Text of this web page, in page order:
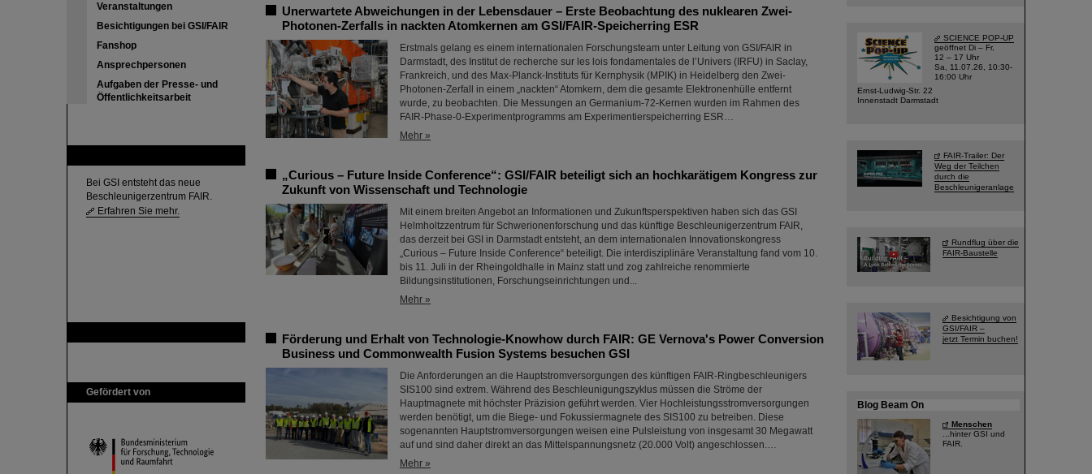
Veranstaltungen
Besichtigungen bei GSI/FAIR
Fanshop
Ansprechpersonen
Aufgaben der Presse- und
Öffentlichkeitsarbeit
Bei GSI entsteht das neue
Beschleunigerzentrum FAIR.
Erfahren Sie mehr.
Gefördert von
Unerwartete Abweichungen in der Lebensdauer – Erste Beobachtung des nuklearen Zwei-
Photonen-Zerfalls in nackten Atomkernen am GSI/FAIR-Speicherring ESR
Erstmals gelang es einem internationalen Forschungsteam unter Leitung von GSI/FAIR in
Darmstadt, des Institut de recherche sur les lois fondamentales de l’Univers (IRFU) in Saclay,
Frankreich, und des Max-Planck-Instituts für Kernphysik (MPIK) in Heidelberg den Zwei-
Photonen-Zerfall in einem „nackten“ Atomkern, dem die gesamte Elektronenhülle entfernt
wurde, zu beobachten. Die Messungen an Germanium-72-Kernen wurden im Rahmen des
FAIR-Phase-0-Experimentprogramms am Experimentierspeicherring ESR…
Mehr »
„Curious – Future Inside Conference“: GSI/FAIR beteiligt sich an hochkarätigem Kongress zur
Zukunft von Wissenschaft und Technologie
Mit einem breiten Angebot an Informationen und Zukunftsperspektiven haben sich das GSI
Helmholtzzentrum für Schwerionenforschung und das künftige Beschleunigerzentrum FAIR,
das derzeit bei GSI in Darmstadt entsteht, an dem internationalen Innovationskongress
„Curious – Future Inside Conference“ beteiligt. Die interdisziplinäre Veranstaltung fand vom 10.
bis 11. Juli in der Rheingoldhalle in Mainz statt und zog zahlreiche renommierte
Bildungsinstitutionen, Forschungseinrichtungen und...
Mehr »
Förderung und Erhalt von Technologie-Knowhow durch FAIR: GE Vernova's Power Conversion
Business und Commonwealth Fusion Systems besuchen GSI
Die Anforderungen an die Hauptstromversorgungen des künftigen FAIR-Ringbeschleunigers
SIS100 sind extrem. Während des Beschleunigungszyklus müssen die Ströme der
Hauptmagnete mit höchster Präzision geführt werden. Vier Hochleistungsstromversorgungen
werden benötigt, um die Biege- und Fokussiermagnete des SIS100 zu betreiben. Diese
sogenannten Hauptstromversorgungen weisen eine Pulsleistung von insgesamt 30 Megawatt
auf und sind daher direkt an das Mittelspannungsnetz (20.000 Volt) angeschlossen.…
Mehr »
SCIENCE POP-UP
geöffnet Di – Fr,
12 – 17 Uhr
Sa, 11.07.26, 10:30-
16:00 Uhr
Ernst-Ludwig-Str. 22
Innenstadt Darmstadt
FAIR-Trailer: Der
Weg der Teilchen
durch die
Beschleunigeranlage
Rundflug über die
FAIR-Baustelle
Besichtigung von
GSI/FAIR –
jetzt Termin buchen!
Blog Beam On
Menschen
...hinter GSI und
FAIR.